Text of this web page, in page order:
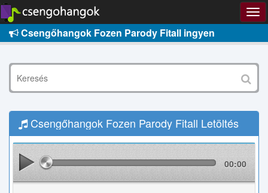
Csengőhangok Fozen Parody Fitall ingyen
Csengőhangok Fozen Parody Fitall Letöltés
00:00